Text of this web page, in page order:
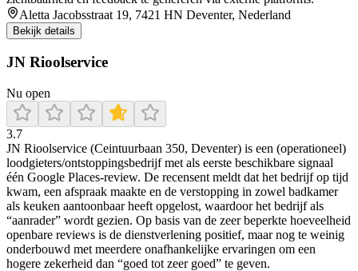
Aletta Jacobsstraat 19, 7421 HN Deventer, Nederland
Bekijk details
JN Rioolservice
Nu open
3.7
JN Rioolservice (Ceintuurbaan 350, Deventer) is een (operationeel)
loodgieters/ontstoppingsbedrijf met als eerste beschikbare signaal
één Google Places-review. De recensent meldt dat het bedrijf op tijd
kwam, een afspraak maakte en de verstopping in zowel badkamer
als keuken aantoonbaar heeft opgelost, waardoor het bedrijf als
“aanrader” wordt gezien. Op basis van de zeer beperkte hoeveelheid
openbare reviews is de dienstverlening positief, maar nog te weinig
onderbouwd met meerdere onafhankelijke ervaringen om een
hogere zekerheid dan “goed tot zeer goed” te geven.